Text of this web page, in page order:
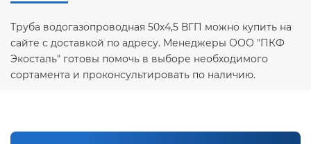
Труба водогазопроводная 50х4,5 ВГП можно купить на
сайте с доставкой по адресу. Менеджеры ООО "ПКФ
Экосталь" готовы помочь в выборе необходимого
сортамента и проконсультировать по наличию.